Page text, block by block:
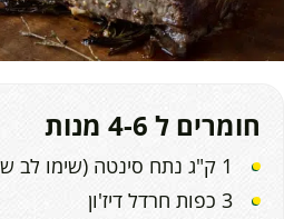
חומרים ל 4-6 מנות
1 ק"ג נתח סינטה (שימו לב שהמשקל מדויק)
3 כפות חרדל דיז'ון